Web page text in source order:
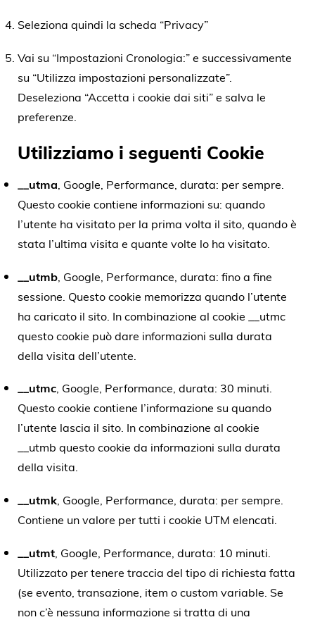
Seleziona quindi la scheda “Privacy”
Vai su “Impostazioni Cronologia:” e successivamente
su “Utilizza impostazioni personalizzate”.
Deseleziona “Accetta i cookie dai siti” e salva le
preferenze.
Utilizziamo i seguenti Cookie
__utma , Google, Performance, durata: per sempre.
Questo cookie contiene informazioni su: quando
l’utente ha visitato per la prima volta il sito, quando è
stata l’ultima visita e quante volte lo ha visitato.
__utmb, Google, Performance, durata: fino a fine
sessione. Questo cookie memorizza quando l’utente
ha caricato il sito. In combinazione al cookie __utmc
questo cookie può dare informazioni sulla durata
della visita dell’utente.
__utmc, Google, Performance, durata: 30 minuti.
Questo cookie contiene l’informazione su quando
l’utente lascia il sito. In combinazione al cookie
__utmb questo cookie da informazioni sulla durata
della visita.
__utmk, Google, Performance, durata: per sempre.
Contiene un valore per tutti i cookie UTM elencati.
__utmt, Google, Performance, durata: 10 minuti.
Utilizzato per tenere traccia del tipo di richiesta fatta
(se evento, transazione, item o custom variable. Se
non c’è nessuna informazione si tratta di una